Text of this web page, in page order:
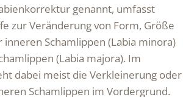
genannt, umfasst
zur Veränderung von Form, Größe
Schamlippen (Labia minora)
(Labia majora). Im
dabei meist die Verkleinerung oder
Schamlippen im Vordergrund.